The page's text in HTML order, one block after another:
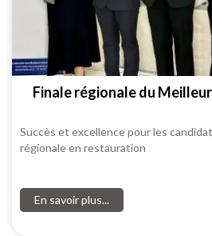
Finale régionale du
Succès et excellence pour les
régionale en restauration
En savoir plus...